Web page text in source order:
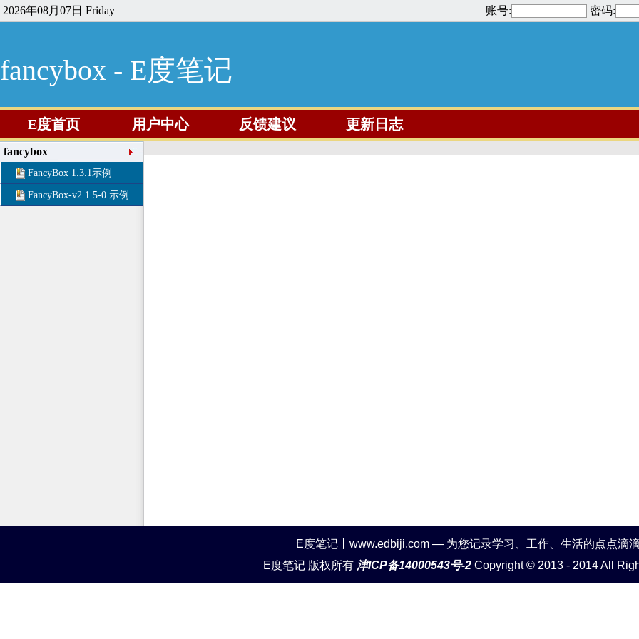
2026年08月07日 Friday 账号: 密码:
fancybox - E度笔记
E度首页 用户中心 反馈建议 更新日志
fancybox
FancyBox 1.3.1示例
FancyBox-v2.1.5-0 示例
E度笔记丨www.edbiji.com — 为您记录学习、工作、生活的点点
E度笔记 版权所有 津ICP备14000543号-2Copyright © 2013 - 2014 All